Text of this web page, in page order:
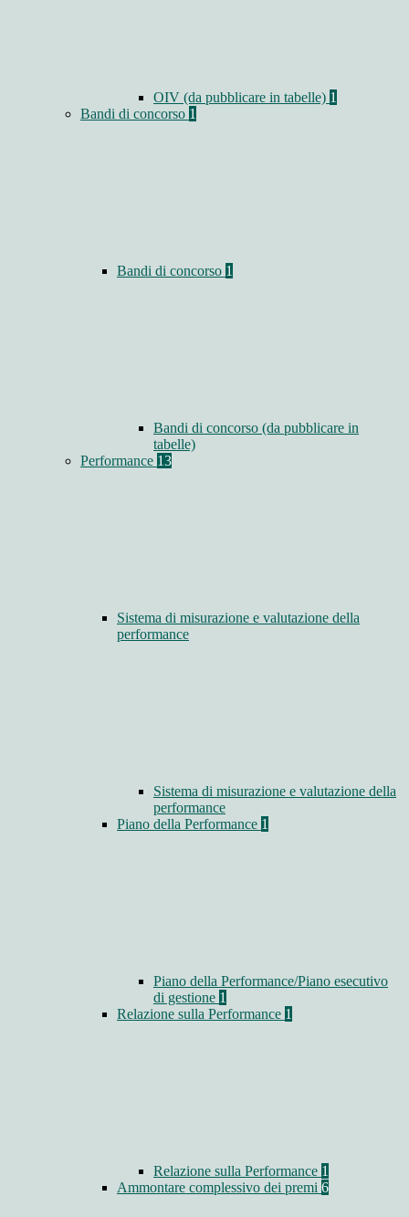
OIV (da pubblicare in tabelle) 1
Bandi di concorso 1
Bandi di concorso 1
Bandi di concorso (da pubblicare in
tabelle)
Performance 13
Sistema di misurazione e valutazione della
performance
Sistema di misurazione e valutazione della
performance
Piano della Performance 1
Piano della Performance/Piano esecutivo
di gestione 1
Relazione sulla Performance 1
Relazione sulla Performance 1
Ammontare complessivo dei premi 6